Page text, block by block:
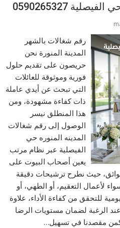
0590265327
رقم شغالات بالشهر
المدينة المنورة نحن
حريصون على تقديم حلول
فورية وموثوقة للعائلات
التي تبحث عن أيدي عاملة
ذات كفاءة مشهودة، ومن
هذا المنطلق نيسر
الوصول إلى رقم شغالات
المدينه المنوره حي
الفيصلية عبر نظام مرتب
يعين أصحاب البيوت على
عوائق، حيث نطرح ترشيحات دقيقة
لأعمال التعقيم، أو الطهي، أو
للتحقق من كفاءة الأداء، علاوة
الرغبة لضمان مستويات الرضا
مقصدنا في تسهيل…